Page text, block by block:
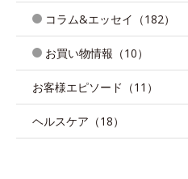
コラム&エッセイ（182）
お買い物情報（10）
お客様エピソード（11）
ヘルスケア（18）